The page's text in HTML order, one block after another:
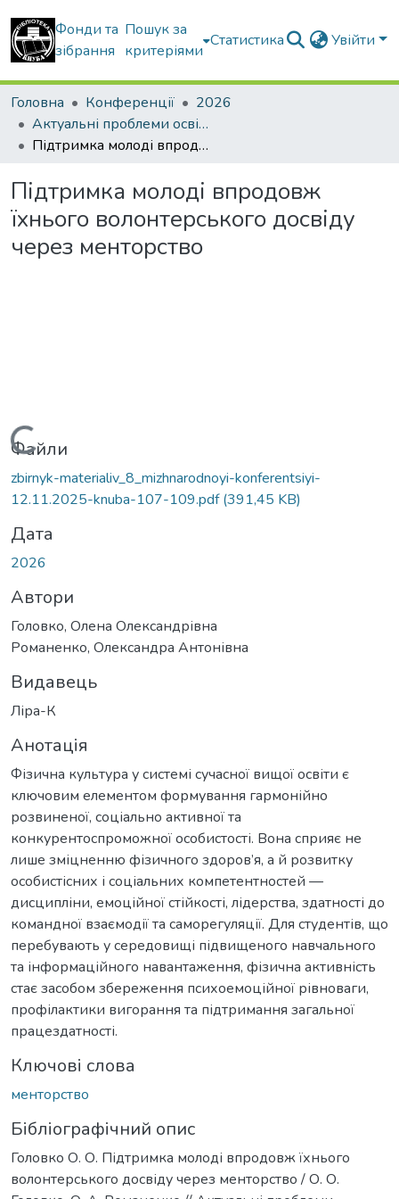
Фонди та
зібрання
Пошук за
критеріями
Статистика Увійти
Головна Конференції
2026
Актуальні проблеми освітнього процесу в контексті європейського вибору України
Підтримка молоді впродовж їхнього волонтерського досвіду через менторство
Підтримка молоді впродовж
їхнього волонтерського досвіду
через менторство
Вантажиться...
Файли
zbirnyk-materialiv_8_mizhnarodnoyi-konferentsiyi-
12.11.2025-knuba-107-109.pdf(391,45 KB)
Дата
2026
Автори
Головко, Олена Олександрівна
Романенко, Олександра Антонівна
Видавець
Ліра-К
Анотація
Фізична культура у системі сучасної вищої освіти є
ключовим елементом формування гармонійно
розвиненої, соціально активної та
конкурентоспроможної особистості. Вона сприяє не
лише зміцненню фізичного здоров’я, а й розвитку
особистісних і соціальних компетентностей —
дисципліни, емоційної стійкості, лідерства, здатності до
командної взаємодії та саморегуляції. Для студентів, що
перебувають у середовищі підвищеного навчального
та інформаційного навантаження, фізична активність
стає засобом збереження психоемоційної рівноваги,
профілактики вигорання та підтримання загальної
працездатності.
Ключові слова
менторство
Бібліографічний опис
Головко О. О. Підтримка молоді впродовж їхнього
волонтерського досвіду через менторство / О. О.